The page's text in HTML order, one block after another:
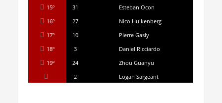
15º
31
Esteban Ocon
16º
27
Nico Hulkenberg
17º
10
Pierre Gasly
18º
3
Daniel Ricciardo
19º
24
Zhou Guanyu
2
Logan Sargeant